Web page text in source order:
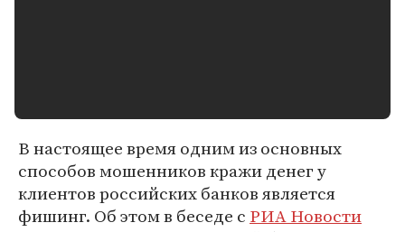
В настоящее время одним из основных
способов мошенников кражи денег у
клиентов российских банков является
фишинг. Об этом в беседе с РИА Новости